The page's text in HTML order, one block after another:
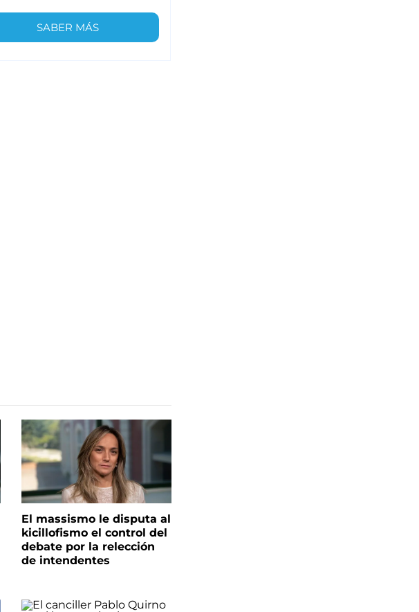
SABER MÁS
El massismo le disputa al
kicillofismo el control del
debate por la relección
de intendentes